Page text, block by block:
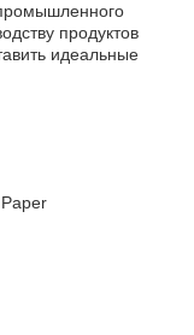
продуктов
идеальные